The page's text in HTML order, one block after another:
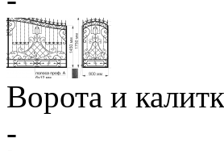
Ворота и
-